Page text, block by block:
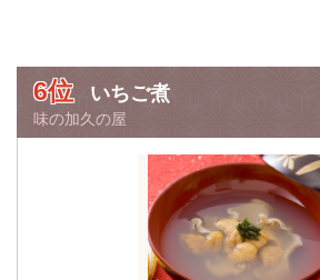
6位 いちご煮
味の加久の屋